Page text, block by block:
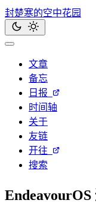
封楚寒的空中花园
文章
备忘
日报
时间轴
关于
友链
开往
搜索